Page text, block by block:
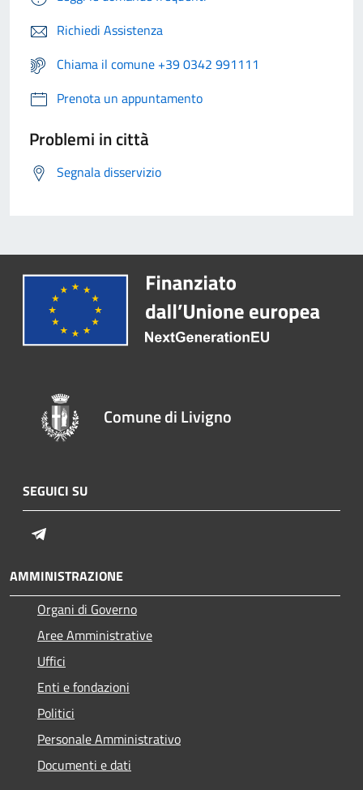
Richiedi Assistenza
Chiama il comune +39 0342 991111
Prenota un appuntamento
Problemi in città
Segnala disservizio
Comune di Livigno
SEGUICI SU
AMMINISTRAZIONE
Organi di Governo
Aree Amministrative
Uffici
Enti e fondazioni
Politici
Personale Amministrativo
Documenti e dati